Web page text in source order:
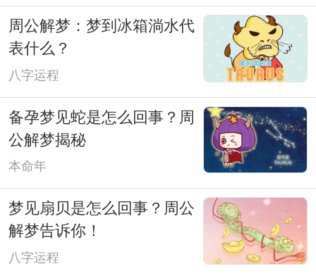
周公解梦：梦到冰箱淌水代
表什么？
八字运程
备孕梦见蛇是怎么回事？周
公解梦揭秘
本命年
梦见扇贝是怎么回事？周公
解梦告诉你！
八字运程